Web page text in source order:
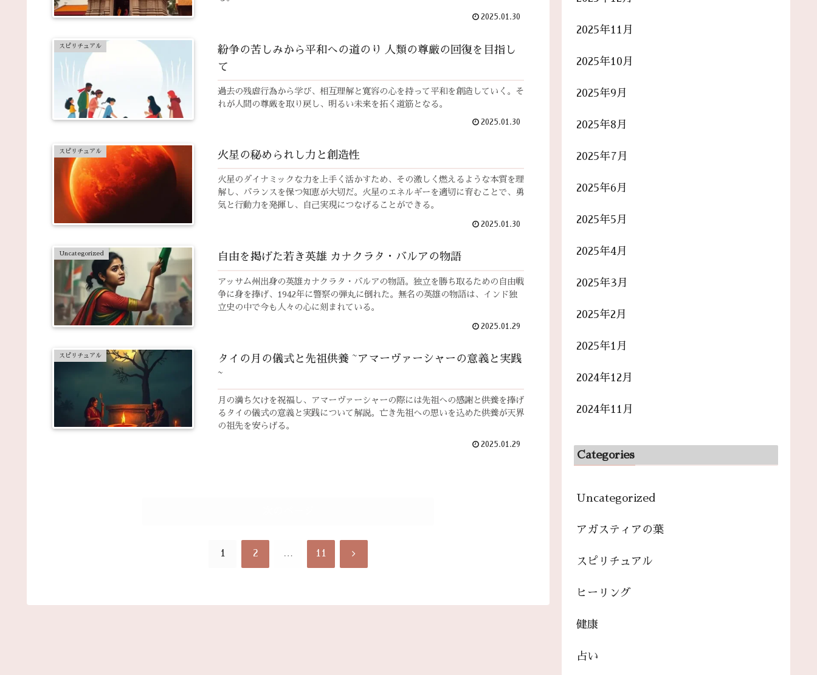
2025.01.30
スピリチュアル
紛争の苦しみから平和への道のり 人類の尊厳の回復を目指し
て
過去の残虐行為から学び、相互理解と寛容の心を持って平和を創造していく。そ
れが人間の尊厳を取り戻し、明るい未来を拓く道筋となる。
2025.01.30
スピリチュアル 火星の秘められし力と創造性
火星のダイナミックな力を上手く活かすため、その激しく燃えるような本質を理
解し、バランスを保つ知恵が大切だ。火星のエネルギーを適切に育むことで、勇
気と行動力を発揮し、自己実現につなげることができる。
2025.01.30
Uncategorized 自由を掲げた若き英雄 カナクラタ・バルアの物語
アッサム州出身の英雄カナクラタ・バルアの物語。独立を勝ち取るための自由戦
争に身を捧げ、1942年に警察の弾丸に倒れた。無名の英雄の物語は、インド独
立史の中で今も人々の心に刻まれている。
2025.01.29
スピリチュアル
タイの月の儀式と先祖供養 ~アマーヴァーシャーの意義と実践
~
月の満ち欠けを祝福し、アマーヴァーシャーの際には先祖への感謝と供養を捧げ
るタイの儀式の意義と実践について解説。亡き先祖への思いを込めた供養が天界
の祖先を安らげる。
2025.01.29
1 2 … 11 次
2025年11月
2025年10月
2025年9月
2025年8月
2025年7月
2025年6月
2025年5月
2025年4月
2025年3月
2025年2月
2025年1月
2024年12月
2024年11月
Categories
Uncategorized
アガスティアの葉
スピリチュアル
ヒーリング
健康
占い